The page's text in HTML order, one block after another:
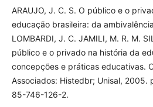
ARAUJO, J. C. S. O público e o
educação brasileira: da
LOMBARDI, J. C. JAMILI, M. R. M.
público e o privado na história da
concepções e práticas educativas.
Associados: Histedbr; Unisal, 2005.
85-746-126-2.